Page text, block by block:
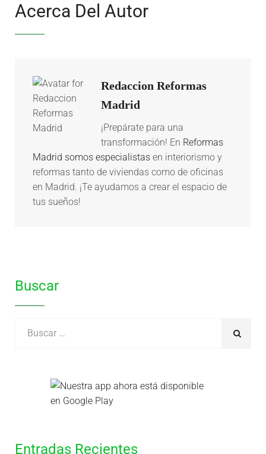
Acerca Del Autor
Redaccion Reformas
Madrid
¡Prepárate para una
transformación! En Reformas
Madrid somos especialistas en interiorismo y
reformas tanto de viviendas como de oficinas
en Madrid. ¡Te ayudamos a crear el espacio de
tus sueños!
Buscar
Entradas Recientes